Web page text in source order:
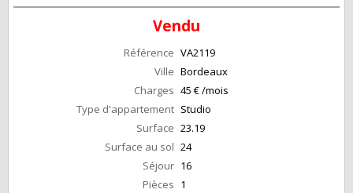
Vendu
Référence VA2119
Ville Bordeaux
Charges 45 € /mois
Type d'appartement Studio
Surface 23.19
Surface au sol 24
Séjour 16
Pièces 1